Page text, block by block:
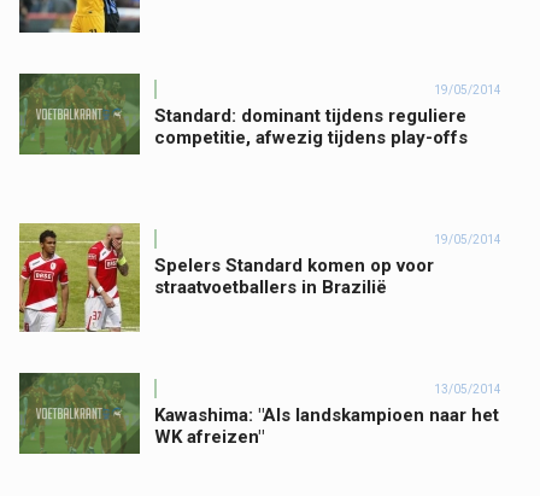
19/05/2014
Standard: dominant tijdens reguliere
competitie, afwezig tijdens play-offs
19/05/2014
Spelers Standard komen op voor
straatvoetballers in Brazilië
13/05/2014
Kawashima: "Als landskampioen naar het
WK afreizen"